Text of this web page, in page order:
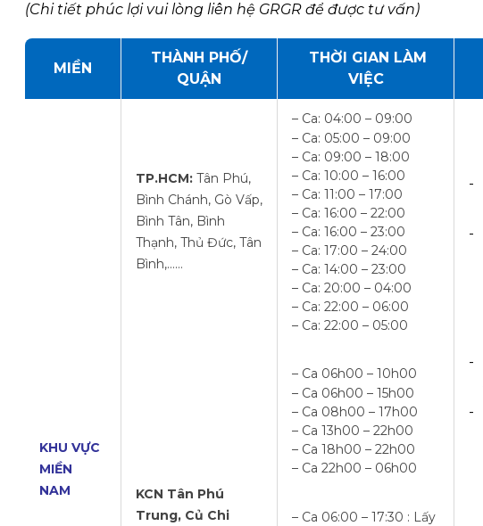
(Chi tiết phúc lợi vui lòng liên hệ GRGR để được tư vấn)
MIỀN
THÀNH PHỐ/
QUẬN
THỜI GIAN LÀM
VIỆC
KHU VỰC
MIỀN
NAM
TP.HCM: Tân Phú,
Bình Chánh, Gò Vấp,
Bình Tân, Bình
Thạnh, Thủ Đức, Tân
Bình,……
– Ca: 04:00 – 09:00
– Ca: 05:00 – 09:00
– Ca: 09:00 – 18:00
– Ca: 10:00 – 16:00
– Ca: 11:00 – 17:00
– Ca: 16:00 – 22:00
– Ca: 16:00 – 23:00
– Ca: 17:00 – 24:00
– Ca: 14:00 – 23:00
– Ca: 20:00 – 04:00
– Ca: 22:00 – 06:00
– Ca: 22:00 – 05:00
KCN Tân Phú
Trung, Củ Chi
– Ca 06h00 – 10h00
– Ca 06h00 – 15h00
– Ca 08h00 – 17h00
– Ca 13h00 – 22h00
– Ca 18h00 – 22h00
– Ca 22h00 – 06h00
– Ca 06:00 – 17:30 : Lấy